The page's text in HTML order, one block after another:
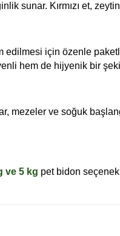
sunar. Kırmızı et,
için özenle
hem de hijyenik bir
mezeler ve soğuk
ve 5 kg pet bidon